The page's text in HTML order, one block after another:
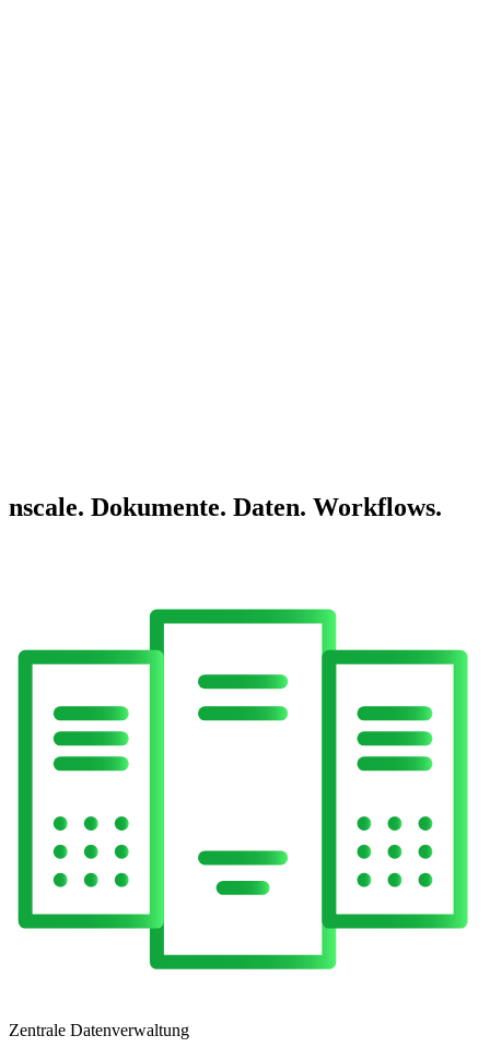
nscale. Dokumente. Daten. Workflows.
Zentrale Datenverwaltung